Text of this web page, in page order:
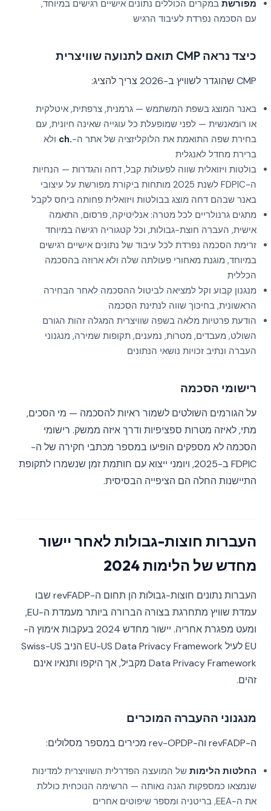
מפורשת במקרים הכוללים נתונים אישיים רגישים במיוחד,
עם הסכמה נפרדת לעיבוד הרגיש
כיצד נראה CMP תואם לתנועה שוויצרית
CMP שהוגדר לשוויץ ב-2026 צריך להציג:
באנר המוצג בשפת המשתמש — גרמנית, צרפתית, איטלקית
או רומאנשית — לפני שמופעלת כל עוגייה שאינה חיונית, עם
בחירת שפה התואמת את הלוקליזציה של אתר ה-.ch
ולא
ברירת מחדל לאנגלית
בולטות ויזואלית שווה לפעולות קבל, דחה והגדרות — הנחיות
ה-FDPIC לשנת 2025 מותחות ביקורת מפורשת על עיצובי
באנר שבהם דחה מוצג בבולטות ויזואלית פחותה ביחס לקבל
מתגים גרנולריים לכל מטרה: אנליטיקה, פרסום, התאמה
אישית, העברה חוצת-גבולות, וכל קטגוריה רגישה במיוחד
זרימת הסכמה נפרדת לכל עיבוד של נתונים אישיים רגישים
במיוחד, מוגנת מאחורי פעולתה שלה ולא ארוזה בהסכמה
הכללית
מנגנון קבוע וקל למציאה לביטול ההסכמה לאחר הבחירה
הראשונית, בחיכוך שווה לנתינת הסכמה
הודעת פרטיות מלאה בשפה שוויצרית המגלה זהות הגורם
השולט, מעבדים, מטרות, נמענים, תקופות שמירה, מנגנוני
העברה ונתיב זכויות נושאי הנתונים
רישומי הסכמה
על הגורמים השולטים לשמור ראיות להסכמה — מי הסכים,
מתי, לאיזה מטרות ספציפיות ודרך איזה ממשק. רישומי
הסכמה לא מספקים הופיעו במספר מכתבי חקירה של ה-
FDPIC ב-2025, ויומני ייצוא עם חותמת זמן שנשמרו לתקופת
התיישנות החלה הם הציפייה הבסיסית.
העברות חוצות-גבולות לאחר יישור
מחדש של הלימות 2024
העברות נתונים חוצות-גבולות הן תחום ה-revFADP שבו
עמדת שוויץ מתחרגת בצורה הברורה ביותר מעמדת ה-EU,
ומעט מפגרת אחריה. יישור מחדש 2024 בעקבות אימוץ ה-
EU לעיל EU-US Data Privacy Framework הניב Swiss-US
Data Privacy Framework מקביל, אך היקפו ותנאיו אינם
זהים.
מנגנוני ההעברה המוכרים
ה-revFADP וה-rev-OPDP מכירים במספר מסלולים:
החלטות הלימות של המועצה הפדרלית השוויצרית למדינות
שנמצאו כמספקות הגנה נאותה — הרשימה הנוכחית כוללת
את ה-EEA, בריטניה ומספר שיפוטים אחרים